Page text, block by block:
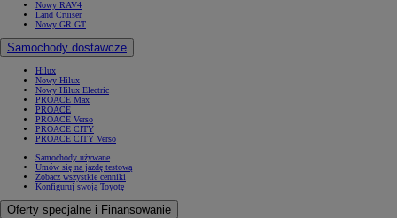
Nowy RAV4
Land Cruiser
Nowy GR GT
Samochody dostawcze
Hilux
Nowy Hilux
Nowy Hilux Electric
PROACE Max
PROACE
PROACE Verso
PROACE CITY
PROACE CITY Verso
Samochody używane
Umów się na jazdę testową
Zobacz wszystkie cenniki
Konfiguruj swoją Toyotę
Oferty specjalne i Finansowanie